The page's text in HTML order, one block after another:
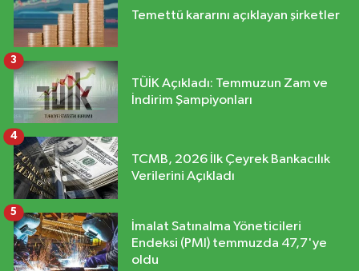
Temettü kararını açıklayan şirketler
TÜİK Açıkladı: Temmuzun Zam ve
İndirim Şampiyonları
3
TCMB, 2026 İlk Çeyrek Bankacılık
Verilerini Açıkladı
4
İmalat Satınalma Yöneticileri
Endeksi (PMI) temmuzda 47,7'ye
oldu
5